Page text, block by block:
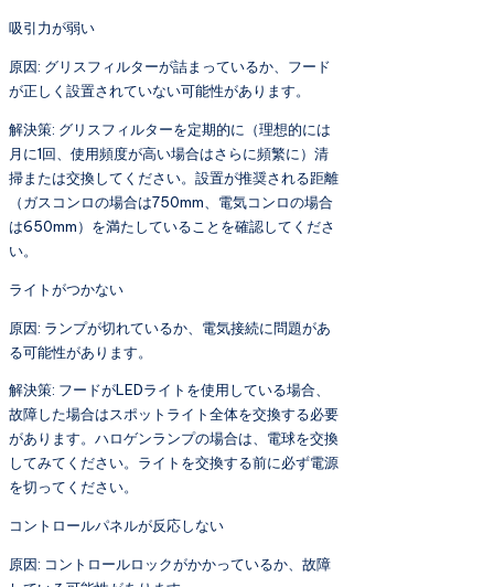
吸引力が弱い
原因: グリスフィルターが詰まっているか、フード
が正しく設置されていない可能性があります。
解決策: グリスフィルターを定期的に（理想的には
月に1回、使用頻度が高い場合はさらに頻繁に）清
掃または交換してください。設置が推奨される距離
（ガスコンロの場合は750mm、電気コンロの場合
は650mm）を満たしていることを確認してくださ
い。
ライトがつかない
原因: ランプが切れているか、電気接続に問題があ
る可能性があります。
解決策: フードがLEDライトを使用している場合、
故障した場合はスポットライト全体を交換する必要
があります。ハロゲンランプの場合は、電球を交換
してみてください。ライトを交換する前に必ず電源
を切ってください。
コントロールパネルが反応しない
原因: コントロールロックがかかっているか、故障